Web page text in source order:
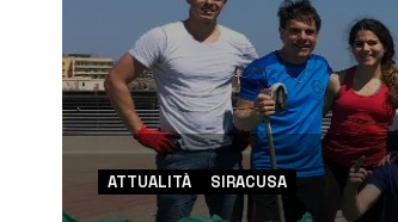
ATTUALITÀ SIRACUSA